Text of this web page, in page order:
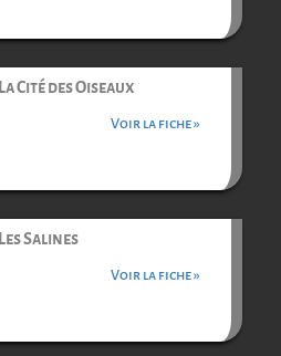
La Cité des Oiseaux
Voir la fiche »
Les Salines
Voir la fiche »